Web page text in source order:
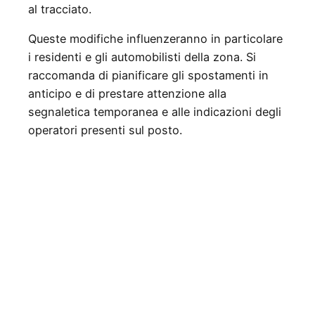
al tracciato.
Queste modifiche influenzeranno in particolare
i residenti e gli automobilisti della zona. Si
raccomanda di pianificare gli spostamenti in
anticipo e di prestare attenzione alla
segnaletica temporanea e alle indicazioni degli
operatori presenti sul posto.